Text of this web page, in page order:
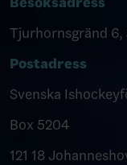
Tjurhornsgränd 6,
Postadress
Svenska
Box 5204
121 18